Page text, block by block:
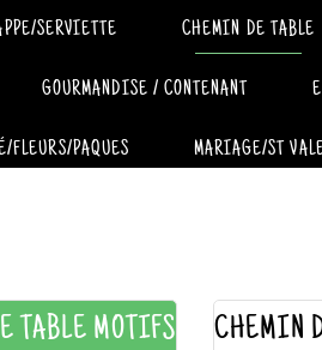
SERVIETTE CHEMIN DE TABLE
GOURMANDISE / CONTENANT
FLEURS/PAQUES MARIAGE/ST
TABLE MOTIFS CHEMIN